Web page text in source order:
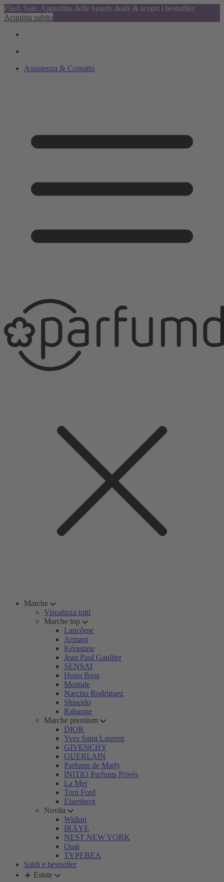
Flash Sale: Approfitta delle beauty deals & scopri i bestseller
Acquista subito
Assistenza & Contatto
Marche
Visualizza tutti
Marche top
Lancôme
Armani
Kérastase
Jean Paul Gaultier
SENSAI
Hugo Boss
Montale
Narciso Rodriguez
Shiseido
Rabanne
Marche premium
DIOR
Yves Saint Laurent
GIVENCHY
GUERLAIN
Parfums de Marly
INITIO Parfums Privés
La Mer
Tom Ford
Eisenberg
Novita
Widian
IRÄYE
NEST NEW YORK
Ouai
TYPEBEA
Saldi e bestseller
☀️ Estate